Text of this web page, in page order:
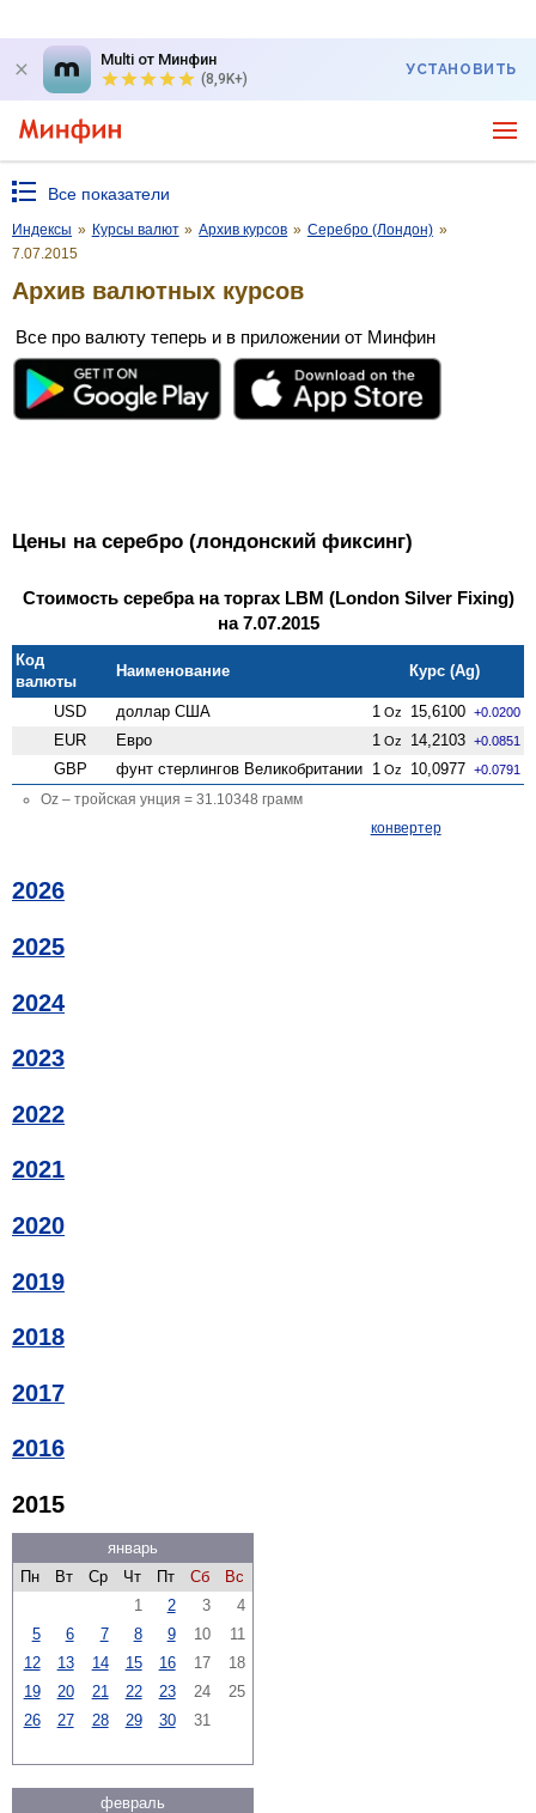
Multi от Минфин
(8,9K+)
УСТАНОВИТЬ
Все показатели
Индексы » Курсы валют » Архив курсов » Серебро (Лондон) »
7.07.2015
Архив валютных курсов
Все про валюту теперь и в приложении от Минфин
Цены на серебро (лондонский фиксинг)
Стоимость серебра на торгах LBM (London Silver Fixing)
на 7.07.2015
Код
валюты
Наименование Курс (Ag)
USD доллар США 1 Oz 15,6100 +0.0200
EUR Евро 1 Oz 14,2103 +0.0851
GBP фунт стерлингов Велико­британии 1 Oz 10,0977 +0.0791
Oz – тройская унция = 31.10348 грамм
конвертер
2026
2025
2024
2023
2022
2021
2020
2019
2018
2017
2016
2015
январь
Пн
Вт Ср Чт Пт Сб
Вс
1
2 3
4
5
6 7 8 9 10
11
12
13 14 15 16 17
18
19
20 21 22 23 24
25
26
27 28 29 30 31
февраль